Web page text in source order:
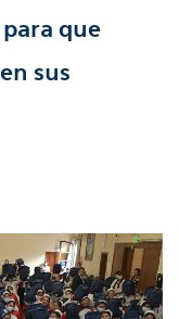
que
sus